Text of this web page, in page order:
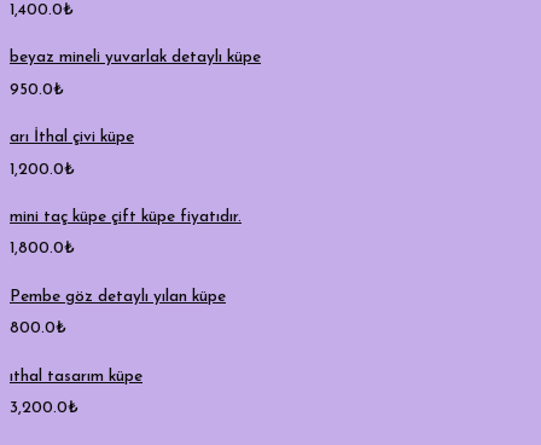
1,400.0₺
beyaz mineli yuvarlak detaylı küpe
950.0₺
arı İthal çivi küpe
1,200.0₺
mini taç küpe çift küpe fiyatıdır.
1,800.0₺
Pembe göz detaylı yılan küpe
800.0₺
ıthal tasarım küpe
3,200.0₺